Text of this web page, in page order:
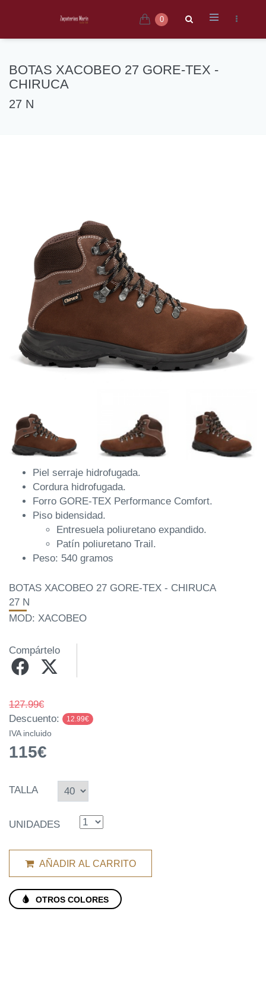
0
BOTAS XACOBEO 27 GORE-TEX -
CHIRUCA
27 N
Piel serraje hidrofugada.
Cordura hidrofugada.
Forro GORE-TEX Performance Comfort.
Piso bidensidad.
Entresuela poliuretano expandido.
Patín poliuretano Trail.
Peso: 540 gramos
BOTAS XACOBEO 27 GORE-TEX - CHIRUCA
27 N
MOD: XACOBEO
Compártelo
127.99€
Descuento:
12.99€
IVA incluido
115€
TALLA
UNIDADES
AÑADIR AL CARRITO
OTROS COLORES